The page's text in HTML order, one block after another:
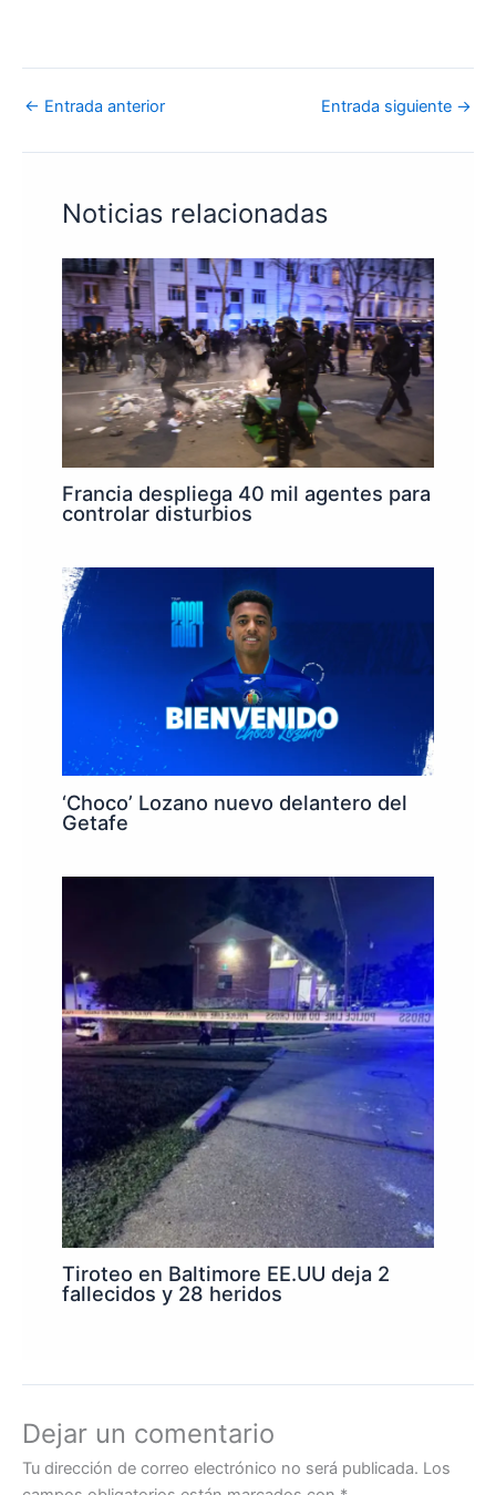
← Entrada anterior Entrada siguiente →
Noticias relacionadas
Francia despliega 40 mil agentes para
controlar disturbios
‘Choco’ Lozano nuevo delantero del
Getafe
Tiroteo en Baltimore EE.UU deja 2
fallecidos y 28 heridos
Dejar un comentario
Tu dirección de correo electrónico no será publicada. Los